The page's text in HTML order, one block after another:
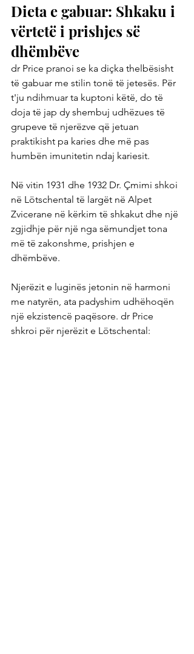
Dieta e gabuar: Shkaku i
vërtetë i prishjes së
dhëmbëve
dr Price pranoi se ka diçka thelbësisht
të gabuar me stilin tonë të jetesës. Për
t'ju ndihmuar ta kuptoni këtë, do të
doja të jap dy shembuj udhëzues të
grupeve të njerëzve që jetuan
praktikisht pa karies dhe më pas
humbën imunitetin ndaj kariesit.
Në vitin 1931 dhe 1932 Dr. Çmimi shkoi
në Lötschental të largët në Alpet
Zvicerane në kërkim të shkakut dhe një
zgjidhje për një nga sëmundjet tona
më të zakonshme, prishjen e
dhëmbëve.
Njerëzit e luginës jetonin në harmoni
me natyrën, ata padyshim udhëhoqën
një ekzistencë paqësore. dr Price
shkroi për njerëzit e Lötschental: